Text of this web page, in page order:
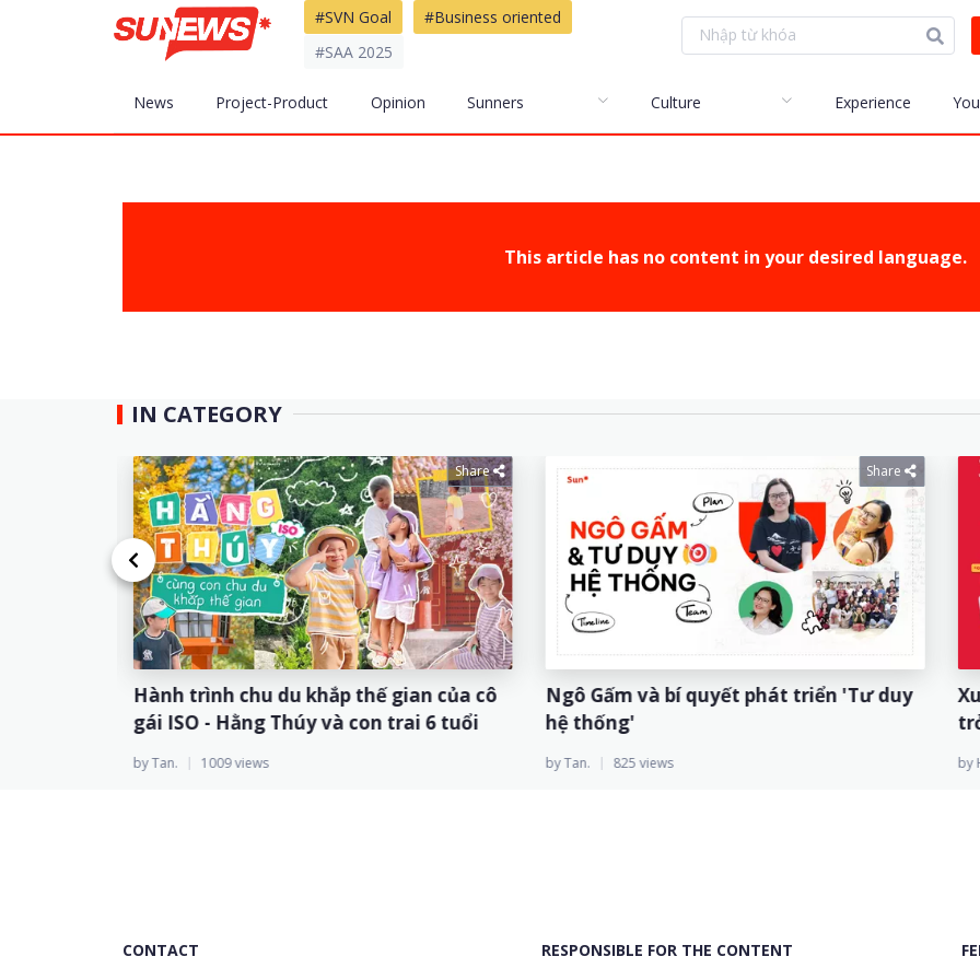
#SVN Goal
#Business oriented
#SAA 2025
News Project-Product Opinion Sunners Culture Experience
This article has no content in your desired language.
IN CATEGORY
Share
Người nhà Sun* và nỗ lực "nâng cao kỹ
năng - tạo sự khác biệt"
by H.Vy 1051 views
Share
Hành trình chu du khắp thế gian của cô
gái ISO - Hằng Thúy và con trai 6 tuổi
by Tan. 1009 views
hệ
by
CONTACT RESPONSIBLE FOR THE CONTENT